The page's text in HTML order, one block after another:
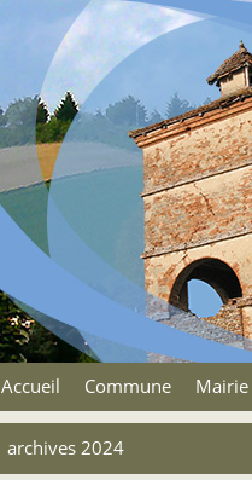
Accueil Commune Mairie
archives 2024